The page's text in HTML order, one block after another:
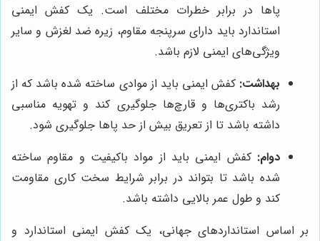
پاها در برابر خطرات مختلف است. یک کفش ایمنی
استاندارد باید دارای سرپنجه مقاوم، زیره ضد لغزش و سایر
ویژگی‌های ایمنی لازم باشد.
بهداشت: کفش ایمنی باید از موادی ساخته شده باشد که از
رشد باکتری‌ها و قارچ‌ها جلوگیری کند و تهویه مناسبی
داشته باشد تا از تعریق بیش از حد پاها جلوگیری شود.
دوام: کفش ایمنی باید از مواد باکیفیت و مقاوم ساخته
شده باشد تا بتواند در برابر شرایط سخت کاری مقاومت
کند و طول عمر بالایی داشته باشد.
بر اساس استانداردهای جهانی، یک کفش ایمنی استاندارد و